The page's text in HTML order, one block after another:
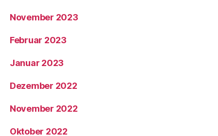
November 2023
Februar 2023
Januar 2023
Dezember 2022
November 2022
Oktober 2022